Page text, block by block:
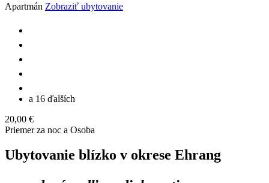
Apartmán Zobraziť ubytovanie
a 16 ďalších
20,00 €
Priemer za noc a Osoba
Ubytovanie blízko v okrese Ehrang